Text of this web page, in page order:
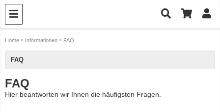
Home » Informationen » FAQ
FAQ
FAQ
Hier beantworten wir Ihnen die häufigsten Fragen.